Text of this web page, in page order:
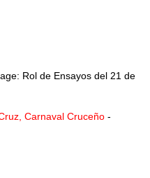
Rol de Ensayos del 21 de
Carnaval Cruceño -